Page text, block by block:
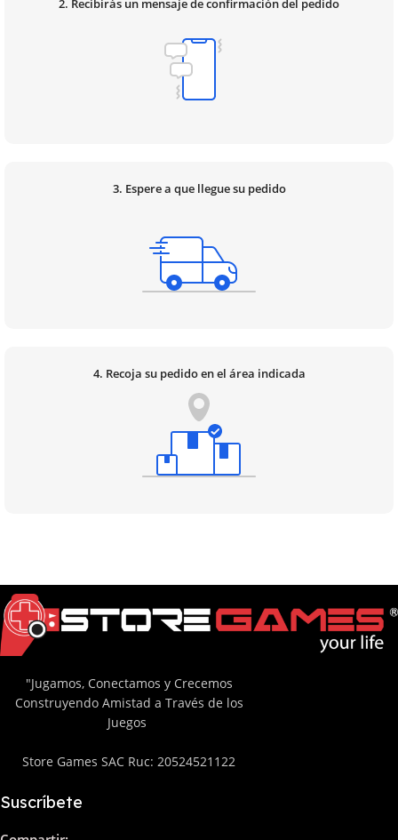
2. Recibirás un mensaje de confirmación del pedido
3. Espere a que llegue su pedido
4. Recoja su pedido en el área indicada
"Jugamos, Conectamos y Crecemos
Construyendo Amistad a Través de los
Juegos
Store Games SAC Ruc: 20524521122
Suscríbete